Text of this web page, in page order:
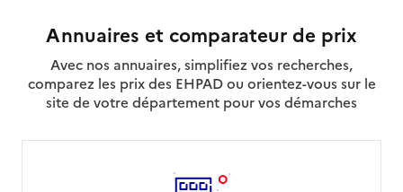
Annuaires et comparateur de prix
Avec nos annuaires, simplifiez vos recherches,
comparez les prix des EHPAD ou orientez-vous sur le
site de votre département pour vos démarches